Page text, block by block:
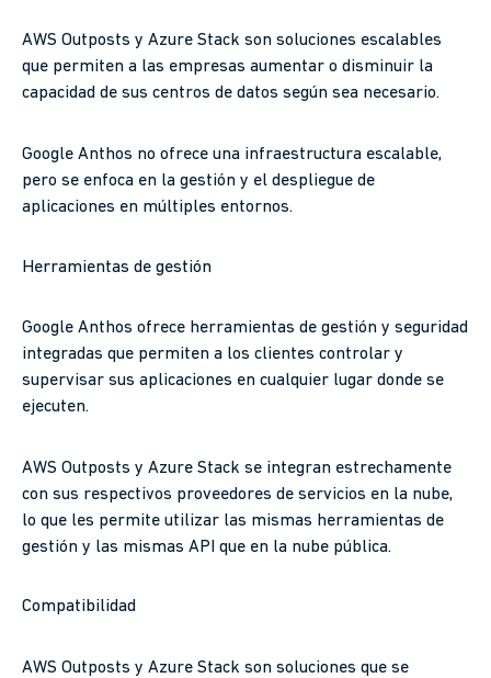
AWS Outposts y Azure Stack son soluciones escalables
que permiten a las empresas aumentar o disminuir la
capacidad de sus centros de datos según sea necesario.
Google Anthos no ofrece una infraestructura escalable,
pero se enfoca en la gestión y el despliegue de
aplicaciones en múltiples entornos.
Herramientas de gestión
Google Anthos ofrece herramientas de gestión y seguridad
integradas que permiten a los clientes controlar y
supervisar sus aplicaciones en cualquier lugar donde se
ejecuten.
AWS Outposts y Azure Stack se integran estrechamente
con sus respectivos proveedores de servicios en la nube,
lo que les permite utilizar las mismas herramientas de
gestión y las mismas API que en la nube pública.
Compatibilidad
AWS Outposts y Azure Stack son soluciones que se